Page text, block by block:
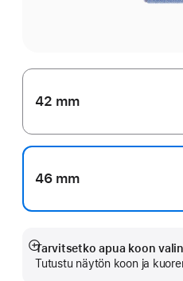
42 mm
46 mm
Tarvitsetko apua koon
Tutustu näytön koon ja
Näytä
lisää